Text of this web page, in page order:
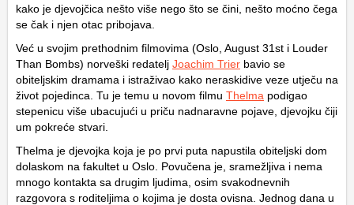
kako je djevojčica nešto više nego što se čini, nešto moćno čega
se čak i njen otac pribojava.
Već u svojim prethodnim filmovima (Oslo, August 31st i Louder
Than Bombs) norveški redatelj Joachim Trier bavio se
obiteljskim dramama i istraživao kako neraskidive veze utječu na
život pojedinca. Tu je temu u novom filmu Thelma podigao
stepenicu više ubacujući u priču nadnaravne pojave, djevojku čiji
um pokreće stvari.
Thelma je djevojka koja je po prvi puta napustila obiteljski dom
dolaskom na fakultet u Oslo. Povučena je, sramežljiva i nema
mnogo kontakta sa drugim ljudima, osim svakodnevnih
razgovora s roditeljima o kojima je dosta ovisna. Jednog dana u